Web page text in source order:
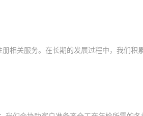
相关服务。在长期的发展过程中，我们积